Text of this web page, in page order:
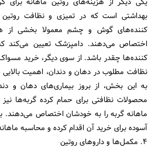
بهداشتی است که در تمیزی و نظافت
کننده‌های گوش و چشم معمولا بخشی از
اختصاص می‌دهند. دامپزشک تعیین می‌کند
کننده‌ها چقدر باشد. از سوی دیگر، خرید مسواک
نظافت مطلوب در دهان و دندان، اهمیت بالایی
به این بخش، از بروز بیماری‌های دهان و
محصولات نظافتی برای حمام کرده گربه‌ها
ماهانه گربه را به خودشان اختصاص می‌دهند.
آسوده برای خرید آن اقدام کرده و محاسبه
4. مکمل‌ها و داروهای روتین